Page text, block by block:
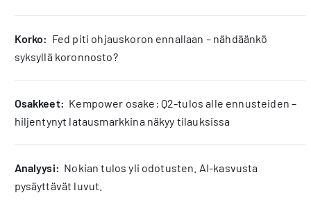
korko: Fed piti ohjauskoron ennallaan – nähdäänkö
syksyllä koronnosto?
osakkeet: Kempower osake: Q2-tulos alle ennusteiden –
hiljentynyt latausmarkkina näkyy tilauksissa
analyysi: Nokian tulos yli odotusten. AI-kasvusta
pysäyttävät luvut.